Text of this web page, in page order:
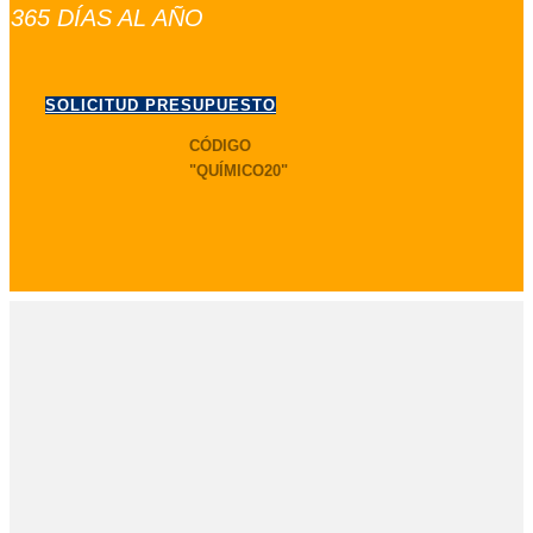
365 DÍAS AL AÑO
SOLICITUD PRESUPUESTO
CÓDIGO
"QUÍMICO20"